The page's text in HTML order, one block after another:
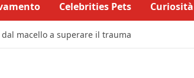
Celebrities Pets Curiosità
macello a superare il trauma